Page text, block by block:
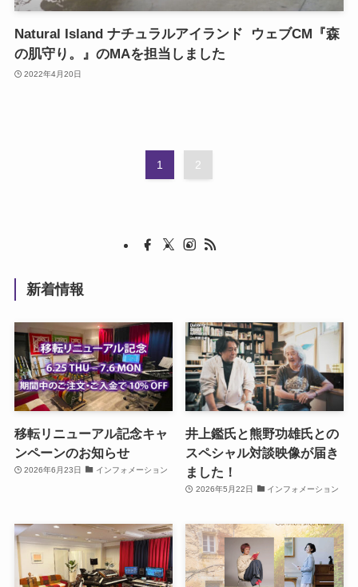
Natural Island ナチュラルアイランド ウェブCM『森
の肌守り。』のMAを担当しました
2022年4月20日
1 2
新着情報
移転リニューアル記念キャ
ンペーンのお知らせ
2026年6月23日 インフォメーション
井上鑑氏と熊野功雄氏との
スペシャル対談映像が届き
ました！
2026年5月22日 インフォメーション